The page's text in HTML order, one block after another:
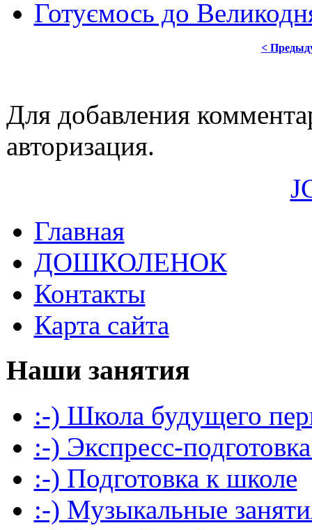
Готуємось до
<
Для добавления
авторизация.
Главная
ДОШКОЛЕНОК
Контакты
Карта сайта
Наши занятия
:-) Школа будущего
:-) Экспресс-
:-) Подготовка к школе
:-) Музыкальные